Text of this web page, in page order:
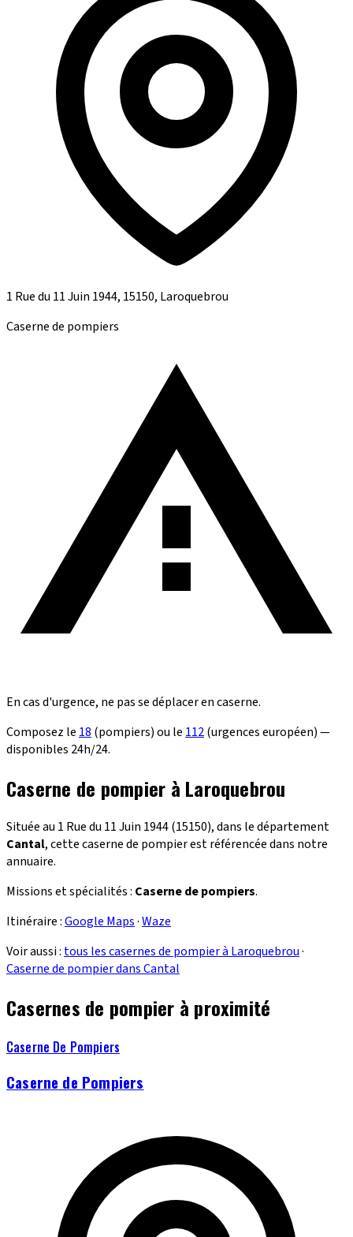
1 Rue du 11 Juin 1944, 15150, Laroquebrou
Caserne de pompiers
En cas d'urgence, ne pas se déplacer en caserne.
Composez le 18 (pompiers) ou le 112(urgences européen) —
disponibles 24h/24.
Caserne de pompier à Laroquebrou
Située au 1 Rue du 11 Juin 1944 (15150), dans le département
Cantal, cette caserne de pompier est référencée dans notre
annuaire.
Missions et spécialités : Caserne de pompiers.
Itinéraire :Google Maps·Waze
Voir aussi : tous les casernes de pompier à Laroquebrou·
Caserne de pompier dans Cantal
Casernes de pompier à proximité
Caserne De Pompiers
Caserne de Pompiers